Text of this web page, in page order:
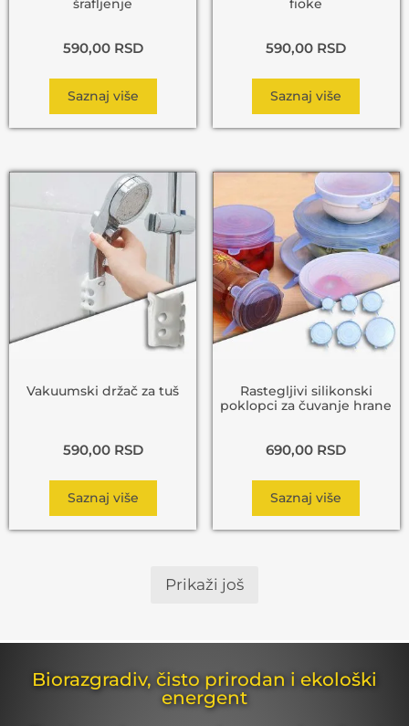
šrafljenje
590,00 RSD
Saznaj više
fioke
590,00 RSD
Saznaj više
Vakuumski držač za tuš
590,00 RSD
Saznaj više
Rastegljivi silikonski
poklopci za čuvanje hrane
690,00 RSD
Saznaj više
Prikaži još
Biorazgradiv, čisto prirodan i ekološki
energent